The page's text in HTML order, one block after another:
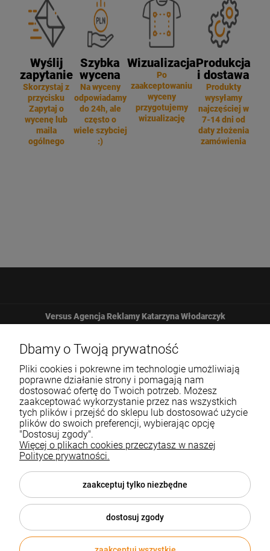
Wyślij
zapytanie
Skorzystaj z
przycisku
Zapytaj o
wycenę lub
maila
ogólnego
Szybka
wycena
Na wyceny
odpowiadamy
do 24h, ale
często o
wiele szybciej
:)
Wizualizacja
Po
zaakceptowaniu
wyceny
przygotujemy
wizualizację
Produkcja
i dostawa
Produkty
wysyłamy
najczęściej w
7-14 dni od
daty złożenia
zamówienia
Versus Agencja Reklamy Katarzyna Włodarczyk
Żbicka 161
32-065 Krzeszowice
12 307 25 82
Pomoc
Blog
O nas
Dbamy o Twoją prywatność
Pliki cookies i pokrewne im technologie umożliwiają
poprawne działanie strony i pomagają nam
dostosować ofertę do Twoich potrzeb. Możesz
zaakceptować wykorzystanie przez nas wszystkich
tych plików i przejść do sklepu lub dostosować użycie
plików do swoich preferencji, wybierając opcję
"Dostosuj zgody".
Więcej o plikach cookies przeczytasz w naszej
Polityce prywatności.
zaakceptuj tylko niezbędne
dostosuj zgody